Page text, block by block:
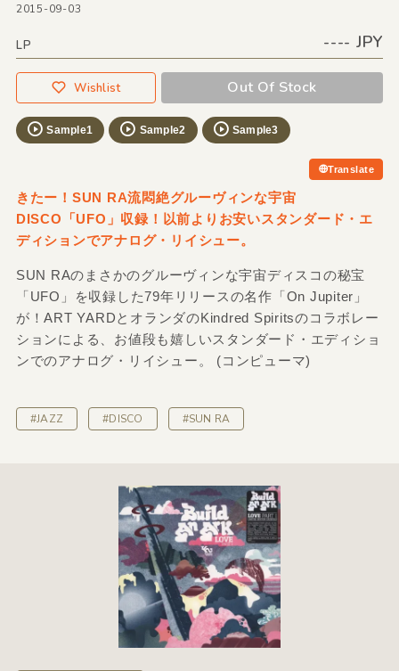
2015-09-03
LP ---- JPY
Wishlist Out Of Stock
Sample1 Sample2 Sample3
Translate
きたー！SUN RA流悶絶グルーヴィンな宇宙
DISCO「UFO」収録！以前よりお安いスタンダード・エ
ディションでアナログ・リイシュー。
SUN RAのまさかのグルーヴィンな宇宙ディスコの秘宝
「UFO」を収録した79年リリースの名作「On Jupiter」
が！ART YARDとオランダのKindred Spiritsのコラボレー
ションによる、お値段も嬉しいスタンダード・エディショ
ンでのアナログ・リイシュー。 (コンピューマ)
#JAZZ #DISCO #SUN RA